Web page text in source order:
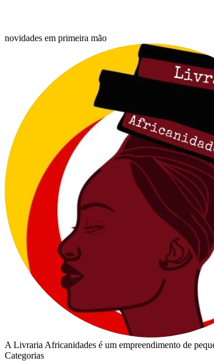
novidades em primeira mão
A Livraria Africanidades é um empreendimento de
Categorias